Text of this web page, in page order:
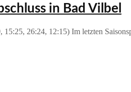
in Bad Vilbel
26:24, 12:15) Im letzten